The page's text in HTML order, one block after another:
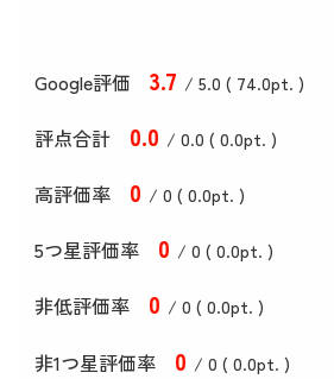
Google評価 3.7 / 5.0 ( 74.0pt. )
評点合計 0.0 / 0.0 ( 0.0pt. )
高評価率 0 / 0 ( 0.0pt. )
5つ星評価率 0 / 0 ( 0.0pt. )
非低評価率 0 / 0 ( 0.0pt. )
非1つ星評価率 0 / 0 ( 0.0pt. )